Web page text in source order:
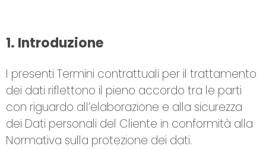
1. Introduzione
I presenti Termini contrattuali per il trattamento
dei dati riflettono il pieno accordo tra le parti
con riguardo all’elaborazione e alla sicurezza
dei Dati personali del Cliente in conformità alla
Normativa sulla protezione dei dati.